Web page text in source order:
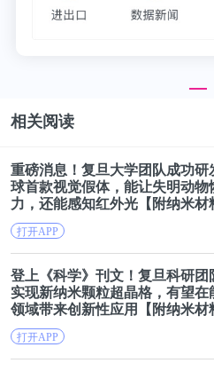
求，呈现出“复杂”、“矛盾”
1、老年金融服务消费者画像
总体上，养老金融客群呈
图)。
相关阅读
重磅消息！ 复旦大学团队成功研
球首款视觉假体，能让失明动物
力，还能感知红外光【附纳米材
市场分析】
打开APP
登上《科学》刊文！ 复旦科研团
实现新纳米颗粒超晶格，有望在
领域带来创新性应用【附纳米材
现状分析】
打开APP